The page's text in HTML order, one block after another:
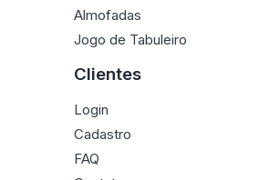
Almofadas
Jogo de Tabuleiro
Clientes
Login
Cadastro
FAQ